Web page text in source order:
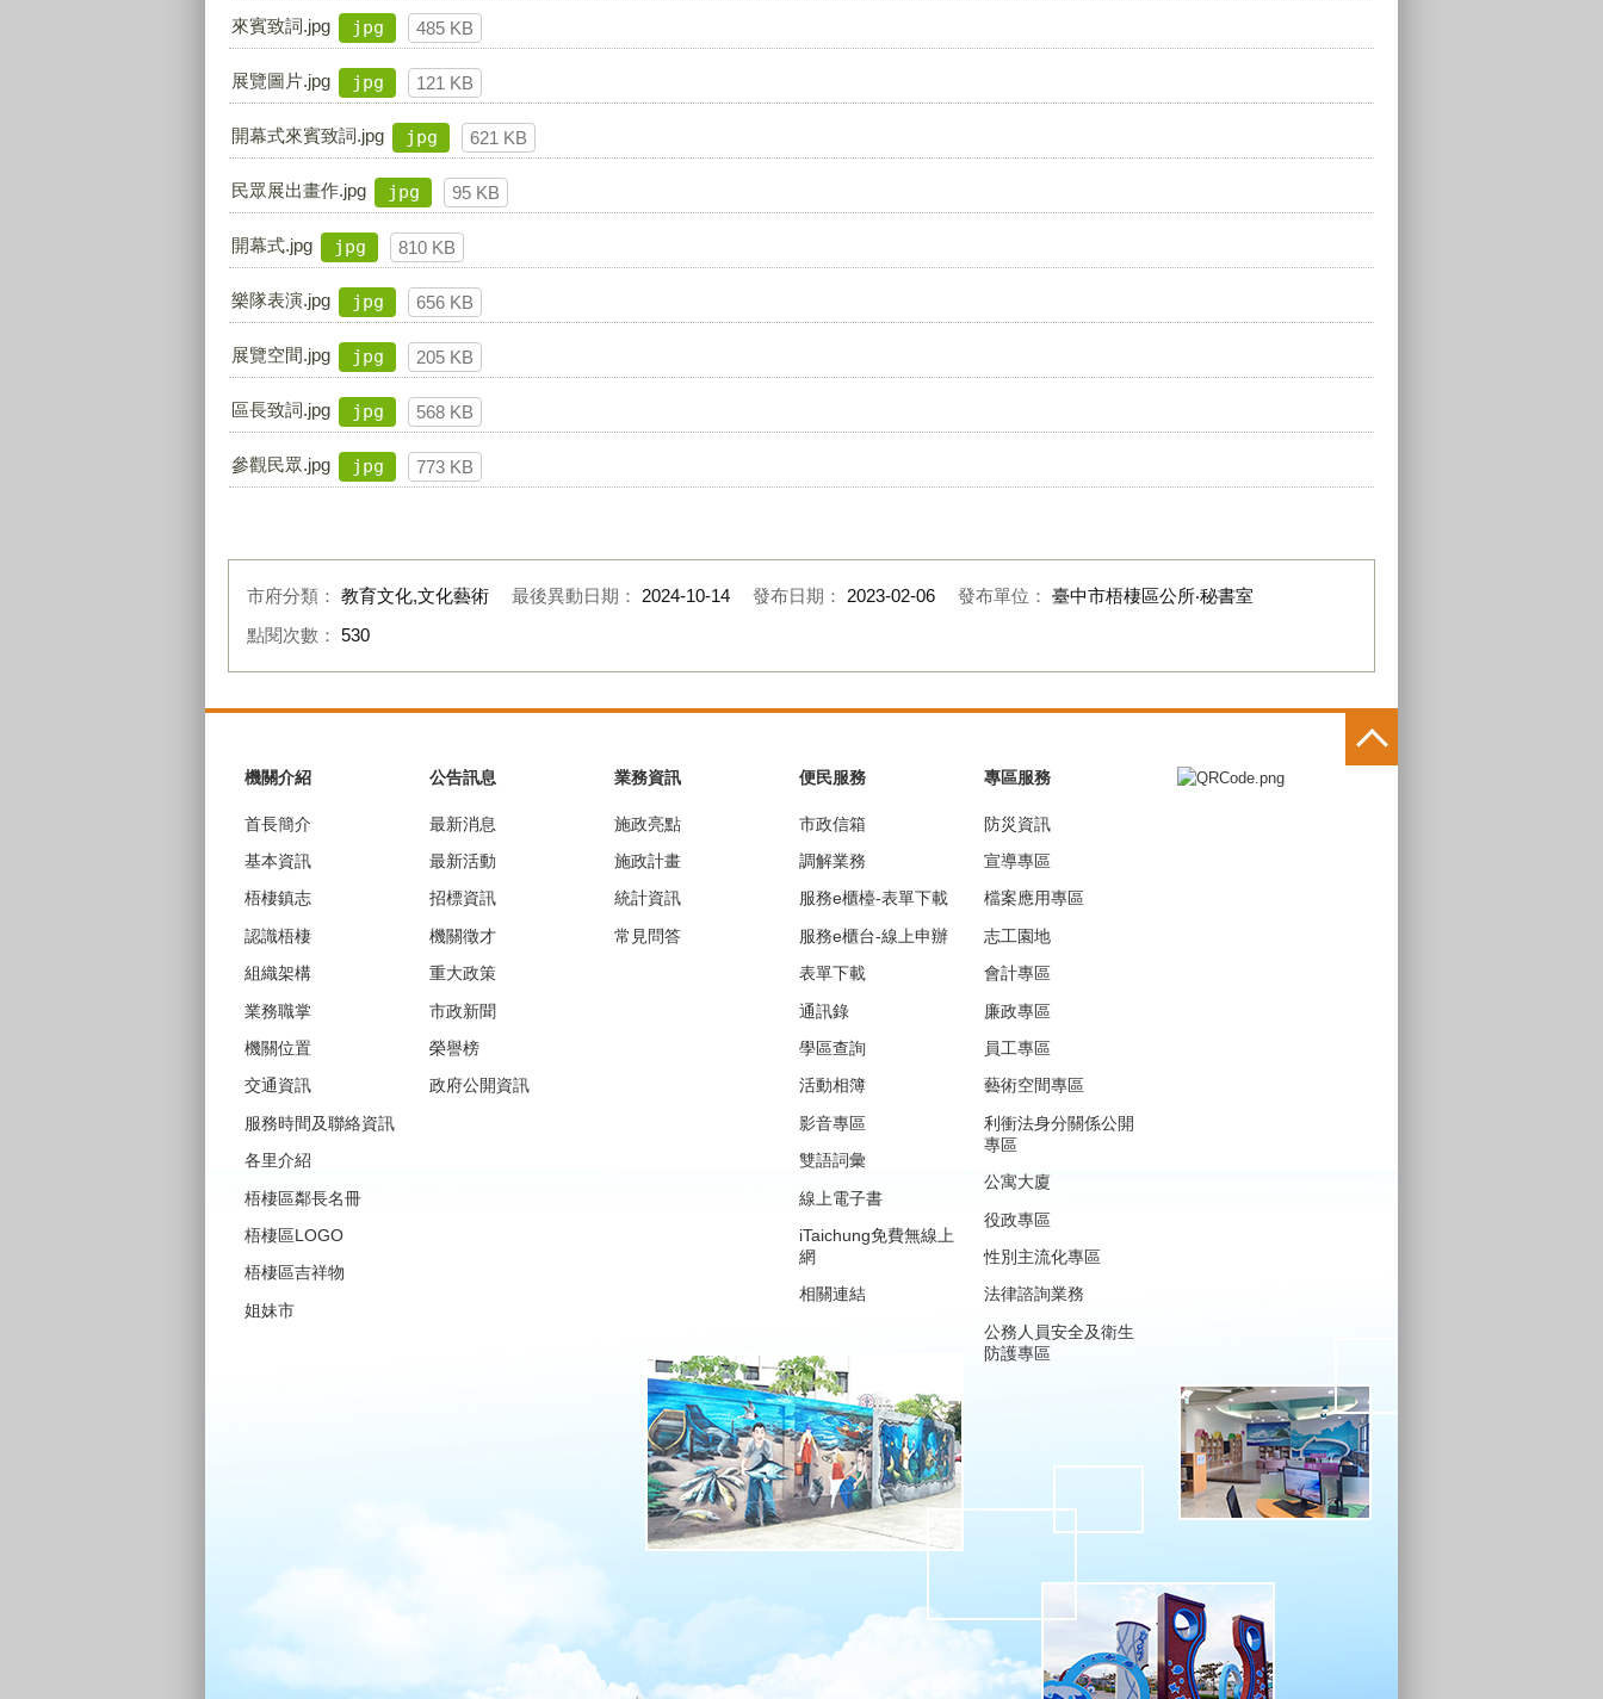
來賓致詞.jpg jpg 485 KB
展覽圖片.jpg jpg 121 KB
開幕式來賓致詞.jpg jpg 621 KB
民眾展出畫作.jpg jpg 95 KB
開幕式.jpg jpg 810 KB
樂隊表演.jpg jpg 656 KB
展覽空間.jpg jpg 205 KB
區長致詞.jpg jpg 568 KB
參觀民眾.jpg jpg 773 KB
市府分類： 教育文化,文化藝術 最後異動日期： 2024-10-14 發布日期： 2023-02-06 發布單位： 臺中市梧棲區公所‧秘書室
點閱次數： 530
機關介紹
首長簡介
基本資訊
梧棲鎮志
認識梧棲
組織架構
業務職掌
機關位置
交通資訊
服務時間及聯絡資訊
各里介紹
梧棲區鄰長名冊
梧棲區LOGO
梧棲區吉祥物
姐妹市
公告訊息
最新消息
最新活動
招標資訊
機關徵才
重大政策
市政新聞
榮譽榜
政府公開資訊
業務資訊
施政亮點
施政計畫
統計資訊
常見問答
便民服務
市政信箱
調解業務
服務e櫃檯-表單下載
服務e櫃台-線上申辦
表單下載
通訊錄
學區查詢
活動相簿
影音專區
雙語詞彙
線上電子書
iTaichung免費無線上
網
相關連結
專區服務
防災資訊
宣導專區
檔案應用專區
志工園地
會計專區
廉政專區
員工專區
藝術空間專區
利衝法身分關係公開
專區
公寓大廈
役政專區
性別主流化專區
法律諮詢業務
公務人員安全及衛生
防護專區